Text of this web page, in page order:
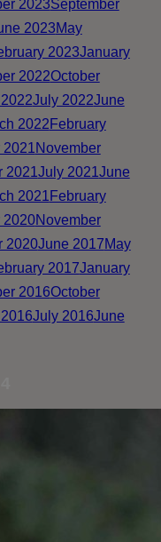
2023September
2023May
2023January
2022October
July 2022June
2022 February
2021November
2021July 2021June
2021 February
2020November
2020June 2017May
2017January
2016October
July 2016June